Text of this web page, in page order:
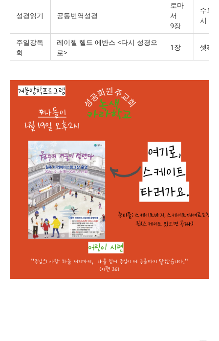
성경읽기 공동번역성경
로마
서
9장
수요
시
주일강독
회
레이첼 헬드 에반스 <다시 성경으
로>
1장 셋째